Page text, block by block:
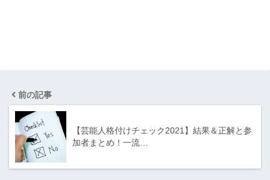
前の記事
【芸能人格付けチェック2021】結果＆正解と参
加者まとめ！一流…